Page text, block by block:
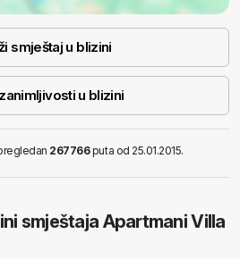
smještaj u blizini
u blizini
267766puta od 25.01.2015.
smještaja Apartmani Villa